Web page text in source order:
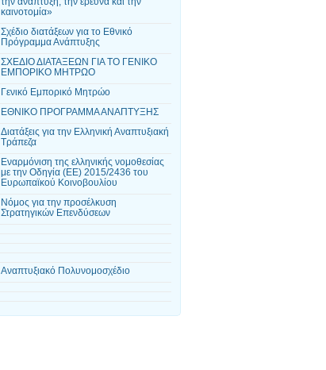
καινοτομία»
Σχέδιο διατάξεων για το Εθνικό
Πρόγραμμα Ανάπτυξης
ΣΧΕΔΙΟ ΔΙΑΤΑΞΕΩΝ ΓΙΑ ΤΟ ΓΕΝΙΚΟ
ΕΜΠΟΡΙΚΟ ΜΗΤΡΩΟ
Γενικό Εμπορικό Μητρώο
ΕΘΝΙΚΟ ΠΡΟΓΡΑΜΜΑ ΑΝΑΠΤΥΞΗΣ
Διατάξεις για την Ελληνική Αναπτυξιακή
Τράπεζα
Εναρμόνιση της ελληνικής νομοθεσίας
με την Οδηγία (ΕΕ) 2015/2436 του
Ευρωπαϊκού Κοινοβουλίου
Νόμος για την προσέλκυση
Στρατηγικών Επενδύσεων
Αναπτυξιακό Πολυνομοσχέδιο